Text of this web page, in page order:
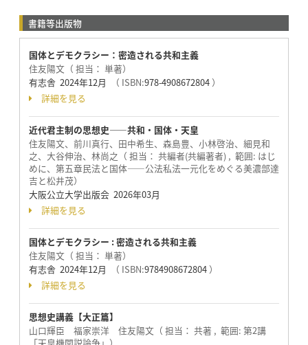
書籍等出版物
国体とデモクラシー：密造される共和主義
住友陽文（ 担当： 単著）
有志舎 2024年12月
（ ISBN:978-4908672804）
詳細を見る
近代君主制の思想史――共和・国体・天皇
住友陽文、前川真行、田中希生、森島豊、小林啓治、細見和
之、大谷伸治、林尚之（ 担当： 共編者(共編著者) , 範囲: はじ
めに、第五章民法と国体――公法私法一元化をめぐる美濃部達
吉と松井茂）
大阪公立大学出版会 2026年03月
詳細を見る
国体とデモクラシー : 密造される共和主義
住友陽文（ 担当： 単著）
有志舎 2024年12月
（ ISBN:9784908672804）
詳細を見る
思想史講義【大正篇】
山口輝臣 福家崇洋 住友陽文（ 担当： 共著 , 範囲: 第2講
「天皇機関説論争」）